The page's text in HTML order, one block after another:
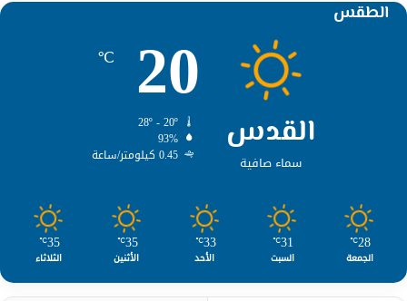
الطقس
القدس
سماء صافية
20
℃
93%
0.45 كيلومتر/ساعة
28
℃
الجمعة
31
℃
السبت
33
℃
الأحد
35
℃
الأثنين
35
℃
الثلاثاء